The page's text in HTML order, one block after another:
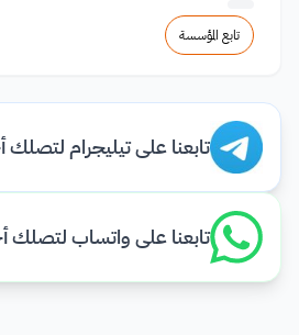
تابع المؤسسة
تابعنا على تيليجرام
تابعنا على واتساب